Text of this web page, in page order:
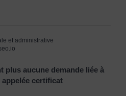
et administrative
plus aucune demande liée à
certificat